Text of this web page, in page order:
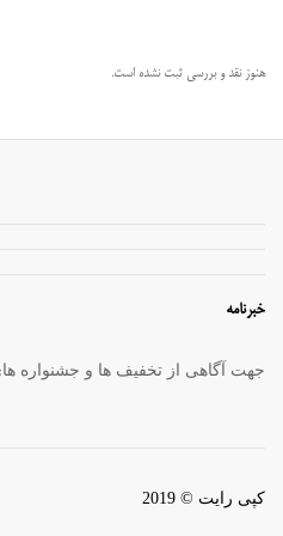
هنوز نقد و بررسی ثبت نشده است.
خبرنامه
جهت آگاهی از تخفیف ها و جشنواره
کپی رایت © 2019